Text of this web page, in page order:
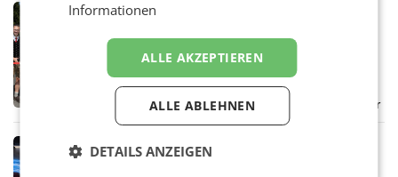
DESTINATION
Falkensteiner übernimmt Betrieb des
modernisierten Campingplatzes am
KLAGENFURT AM WÖRTHERSEE. – Der
Falkensteiner Camping Wörthersee ist
offiziell eröffnet. Die Falkensteiner Michaeler
Tourism Group (FMTG) und die Stadtwerke
MARKETING & MEDIA
Informationen
ALLE AKZEPTIEREN
ALLE ABLEHNEN
DETAILS ANZEIGEN